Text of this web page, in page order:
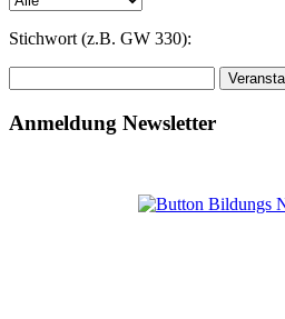
Stichwort (z.B. GW 330):
Anmeldung Newsletter